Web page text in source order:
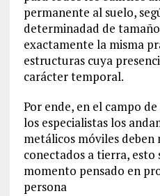
permanente al suelo,
determinadad de
exactamente la misma
estructuras cuya
carácter temporal.
Por ende, en el campo
los especialistas los
metálicos móviles deben
conectados a tierra, esto
momento pensado en
persona